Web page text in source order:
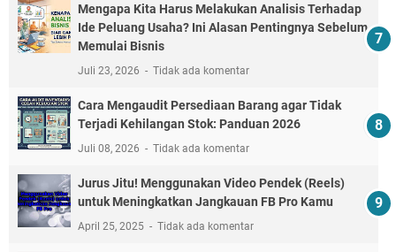
Mengapa Kita Harus Melakukan Analisis Terhadap
Ide Peluang Usaha? Ini Alasan Pentingnya Sebelum
Memulai Bisnis
Juli 23, 2026 Tidak ada komentar
Cara Mengaudit Persediaan Barang agar Tidak
Terjadi Kehilangan Stok: Panduan 2026
Juli 08, 2026 Tidak ada komentar
Jurus Jitu! Menggunakan Video Pendek (Reels)
untuk Meningkatkan Jangkauan FB Pro Kamu
April 25, 2025 Tidak ada komentar